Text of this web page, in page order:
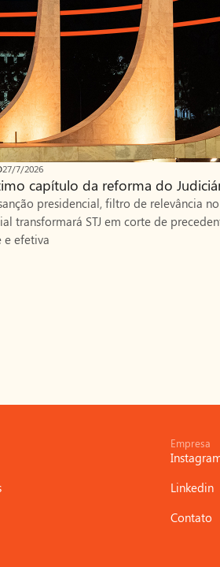
27/7/2026
capítulo da reforma do
presidencial, filtro de relevância
transformará STJ em corte de
e efetiva
Empresa
Linkedin
Contato